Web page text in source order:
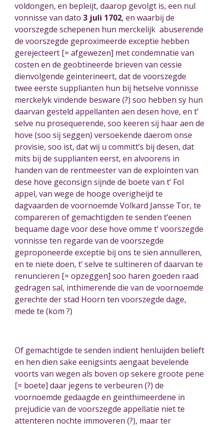
voldongen, en bepleijt, daarop gevolgt is, een nul
vonnisse van dato 3 juli 1702, en waarbij de
voorszegde schepenen hun merckelijk abuserende
de voorszegde geproximeerde exceptie hebben
gerejecteert [= afgewezen] met condemnatie van
costen en de geobtineerde brieven van cessie
dienvolgende geinterineert, dat de voorszegde
twee eerste supplianten hun bij hetselve vonnisse
merckelyk vindende besware (?) soo hebben sy hun
daarvan gesteld appellanten aen desen hove, en t’
selve nu prosequerende, soo keeren sij haar aen de
hove (soo sij seggen) versoekende daerom onse
provisie, soo ist, dat wij u committ’s bij desen, dat
mits bij de supplianten eerst, en alvoorens in
handen van de rentmeester van de explointen van
dese hove geconsign sijnde de boete van t’ Fol
appel, van wege de hooge overigheijd te
dagvaarden de voornoemde Volkard Jansse Tor, te
compareren of gemachtigden te senden t’eenen
bequame dage voor dese hove omme t’ voorszegde
vonnisse ten regarde van de voorszegde
geproponeerde exceptie bij ons te sien annulleren,
en te niete doen, t’ selve te sultineren of daarvan te
renuncieren [= opzeggen] soo haren goeden raad
gedragen sal, inthimerende die van de voornoemde
gerechte der stad Hoorn ten voorszegde dage,
mede te (kom ?)
Of gemachtigde te senden indient henluijden belieft
en hen dien sake eenigsints aengaat bevelende
voorts van wegen als boven op sekere groote pene
[= boete] daar jegens te verbeuren (?) de
voornoemde gedaagde en geinthimeerdene in
prejudicie van de voorszegde appellatie niet te
attenteren nochte immoveren (?), maar ter